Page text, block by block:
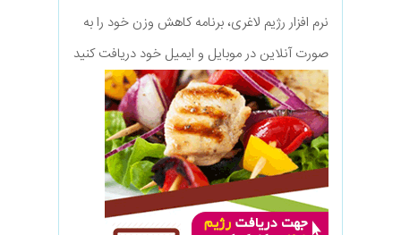
نرم افزار رژیم لاغری، برنامه کاهش وزن خود را به
صورت آنلاین در موبایل و ایمیل خود دریافت کنید